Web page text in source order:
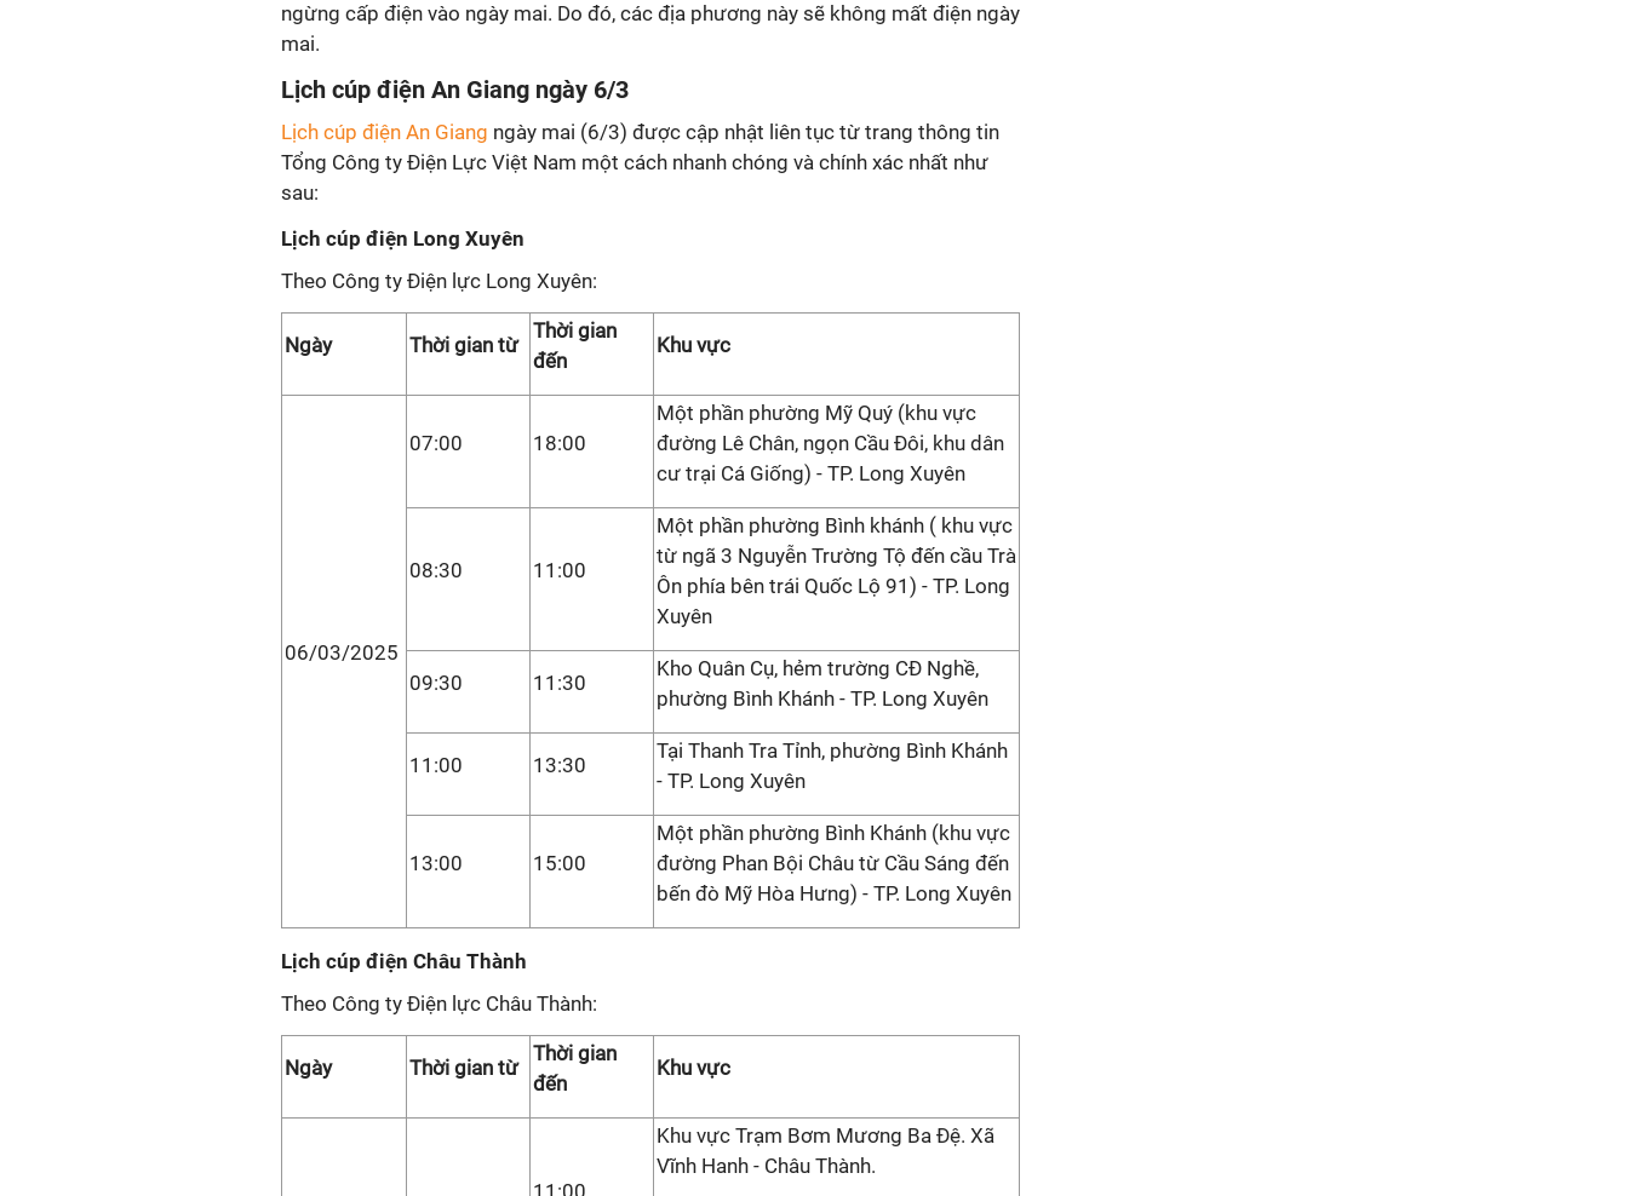
ngừng cấp điện vào ngày mai. Do đó, các địa phương này sẽ không mất điện ngày
mai.
Lịch cúp điện An Giang ngày 6/3
Lịch cúp điện An Giang ngày mai (6/3) được cập nhật liên tục từ trang thông tin
Tổng Công ty Điện Lực Việt Nam một cách nhanh chóng và chính xác nhất như
sau:
Lịch cúp điện Long Xuyên
Theo Công ty Điện lực Long Xuyên:
Ngày Thời gian từ
Thời gian
đến
Khu vực
06/03/2025
07:00 18:00
Một phần phường Mỹ Quý (khu vực
đường Lê Chân, ngọn Cầu Đôi, khu dân
cư trại Cá Giống) - TP. Long Xuyên
08:30 11:00
Một phần phường Bình khánh ( khu vực
từ ngã 3 Nguyễn Trường Tộ đến cầu Trà
Ôn phía bên trái Quốc Lộ 91) - TP. Long
Xuyên
09:30 11:30
Kho Quân Cụ, hẻm trường CĐ Nghề,
phường Bình Khánh - TP. Long Xuyên
11:00 13:30
Tại Thanh Tra Tỉnh, phường Bình Khánh
- TP. Long Xuyên
13:00 15:00
Một phần phường Bình Khánh (khu vực
đường Phan Bội Châu từ Cầu Sáng đến
bến đò Mỹ Hòa Hưng) - TP. Long Xuyên
Lịch cúp điện Châu Thành
Theo Công ty Điện lực Châu Thành:
Ngày Thời gian từ
Thời gian
đến
Khu vực
11:00
Khu vực Trạm Bơm Mương Ba Đệ. Xã
Vĩnh Hanh - Châu Thành.